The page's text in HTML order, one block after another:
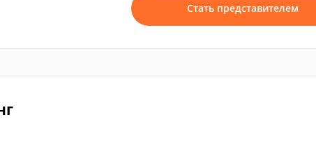
Стать представителем